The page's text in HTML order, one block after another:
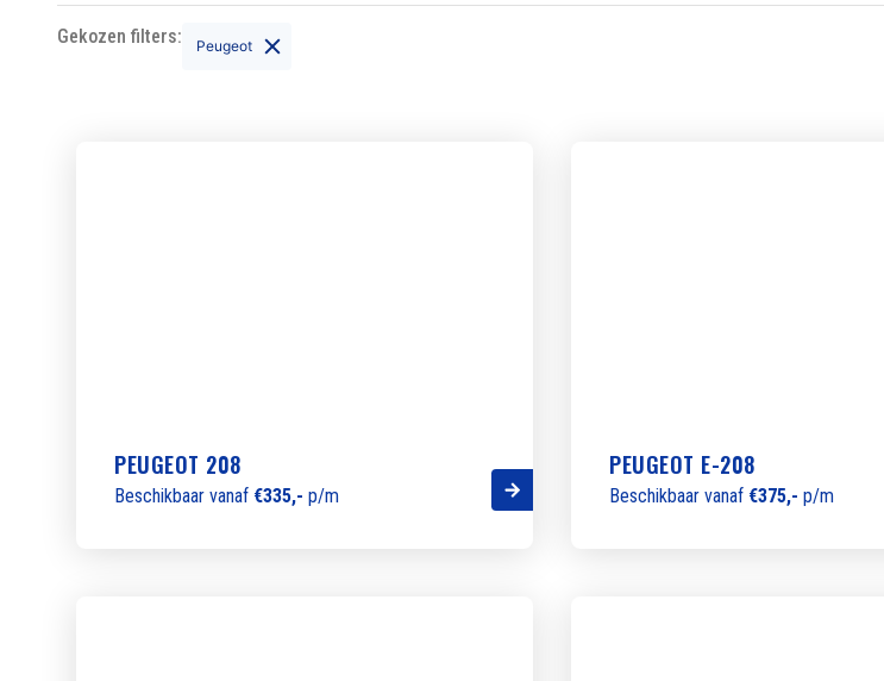
Gekozen filters: Peugeot
PEUGEOT 208
Beschikbaar vanaf €335,- p/m
PEUGEOT E-208
Beschikbaar vanaf €375,- p/m